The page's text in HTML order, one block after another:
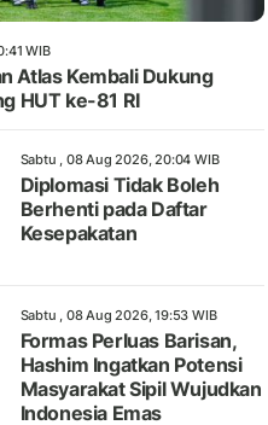
WIB
Atlas Kembali Dukung
HUT ke-81 RI
Sabtu , 08 Aug 2026, 20:04 WIB
Diplomasi Tidak Boleh
Berhenti pada Daftar
Kesepakatan
Sabtu , 08 Aug 2026, 19:53 WIB
Formas Perluas Barisan,
Hashim Ingatkan Potensi
Masyarakat Sipil Wujudkan
Indonesia Emas